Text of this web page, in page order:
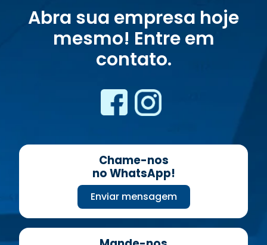
Abra sua empresa hoje
mesmo! Entre em
contato.
Chame-nos
no WhatsApp!
Enviar mensagem